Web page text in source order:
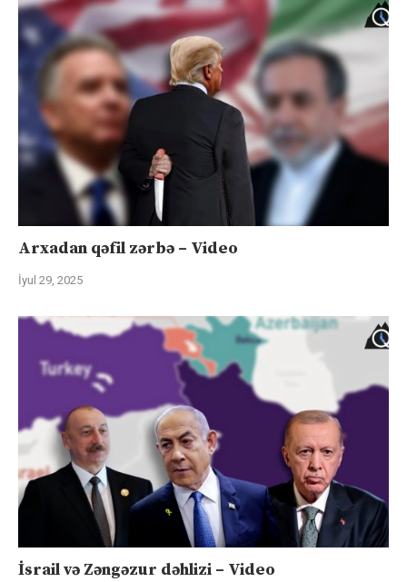
Arxadan qəfil zərbə – Video
İyul 29, 2025
İsrail və Zəngəzur dəhlizi – Video